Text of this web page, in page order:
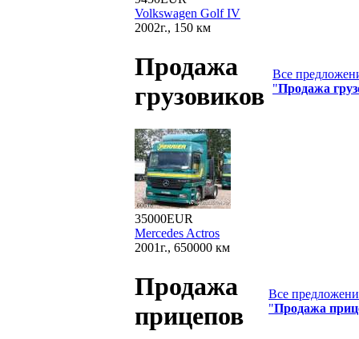
Volkswagen Golf IV
2002г., 150 км
Продажа
грузовиков
Все
"Продажа
35000EUR
Mercedes Actros
2001г., 650000 км
Продажа
прицепов
Все
"Продажа